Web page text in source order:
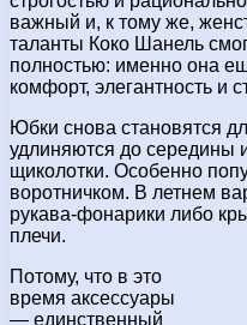
важный и, к тому же,
таланты Коко Шанель
полностью: именно она
комфорт, элегантность и
Юбки снова становятся
удлиняются до середины
щиколотки. Особенно
воротничком. В летнем
рукава-фонарики либо
плечи.
Потому, что в это
время аксессуары
— единственный